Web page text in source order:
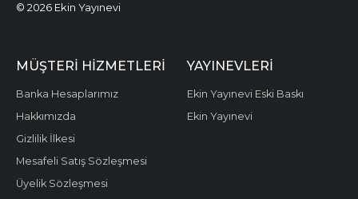
© 2026 Ekin Yayınevi
MÜŞTERI HIZMETLERI
Banka Hesaplarımız
Hakkımızda
Gizlilik İlkesi
Mesafeli Satış Sözleşmesi
Üyelik Sözleşmesi
YAYINEVLERI
Ekin Yayınevi Eski Baskı
Ekin Yayınevi